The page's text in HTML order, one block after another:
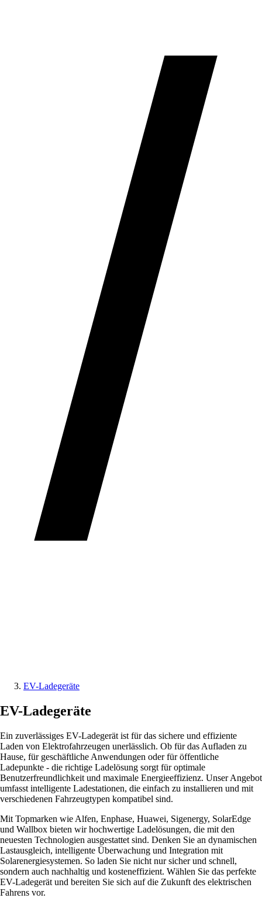
EV-Ladegeräte
EV-Ladegeräte
Ein zuverlässiges EV-Ladegerät ist für das sichere und effiziente
Laden von Elektrofahrzeugen unerlässlich. Ob für das Aufladen zu
Hause, für geschäftliche Anwendungen oder für öffentliche
Ladepunkte - die richtige Ladelösung sorgt für optimale
Benutzerfreundlichkeit und maximale Energieeffizienz. Unser Angebot
umfasst intelligente Ladestationen, die einfach zu installieren und mit
verschiedenen Fahrzeugtypen kompatibel sind.
Mit Topmarken wie Alfen, Enphase, Huawei, Sigenergy, SolarEdge
und Wallbox bieten wir hochwertige Ladelösungen, die mit den
neuesten Technologien ausgestattet sind. Denken Sie an dynamischen
Lastausgleich, intelligente Überwachung und Integration mit
Solarenergiesystemen. So laden Sie nicht nur sicher und schnell,
sondern auch nachhaltig und kosteneffizient. Wählen Sie das perfekte
EV-Ladegerät und bereiten Sie sich auf die Zukunft des elektrischen
Fahrens vor.